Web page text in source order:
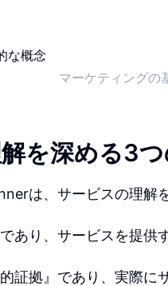
マーケティングの
を深める3
は、サービスの理解
あり、サービスを提供
証拠』であり、実際に